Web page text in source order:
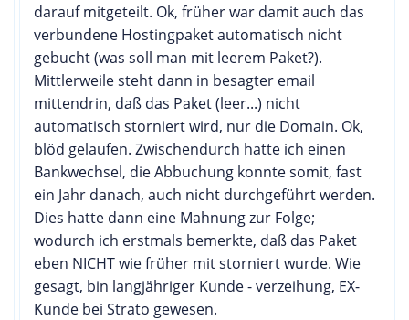
darauf mitgeteilt. Ok, früher war damit auch das
verbundene Hostingpaket automatisch nicht
gebucht (was soll man mit leerem Paket?).
Mittlerweile steht dann in besagter email
mittendrin, daß das Paket (leer...) nicht
automatisch storniert wird, nur die Domain. Ok,
blöd gelaufen. Zwischendurch hatte ich einen
Bankwechsel, die Abbuchung konnte somit, fast
ein Jahr danach, auch nicht durchgeführt werden.
Dies hatte dann eine Mahnung zur Folge;
wodurch ich erstmals bemerkte, daß das Paket
eben NICHT wie früher mit storniert wurde. Wie
gesagt, bin langjähriger Kunde - verzeihung, EX-
Kunde bei Strato gewesen.